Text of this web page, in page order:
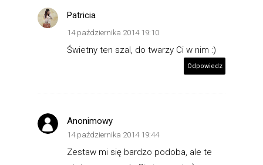
Patricia
14 października 2014 19:10
Świetny ten szal, do twarzy Ci w nim :)
Odpowiedz
Anonimowy
14 października 2014 19:44
Zestaw mi się bardzo podoba, ale te